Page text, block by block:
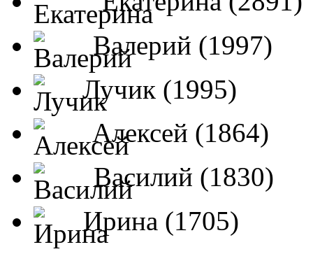
Валерий (1997)
Лучик (1995)
Алексей (1864)
Василий (1830)
Ирина (1705)